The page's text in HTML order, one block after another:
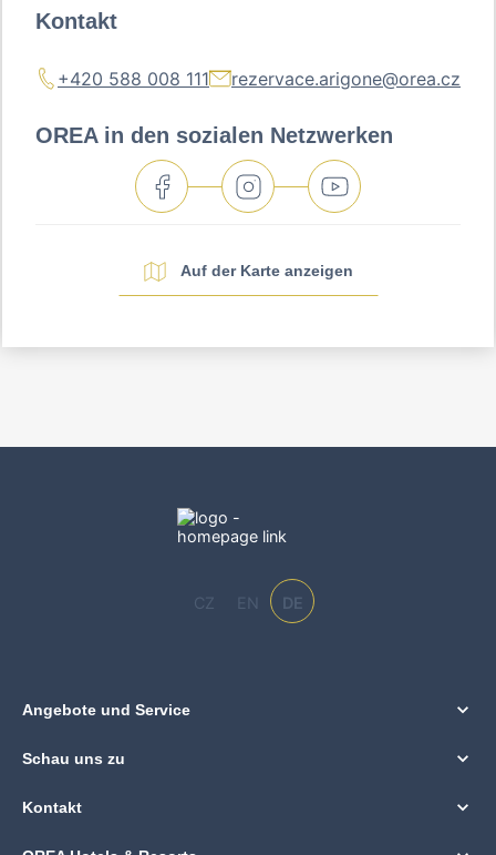
Kontakt
+420 588 008 111 rezervace.arigone@orea.cz
OREA in den sozialen Netzwerken
Auf der Karte anzeigen
CZ EN DE
Angebote und Service
Schau uns zu
Kontakt